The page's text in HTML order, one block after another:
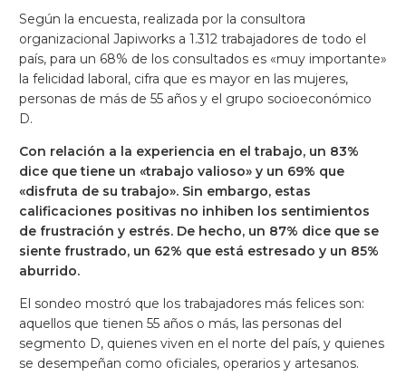
Según la encuesta, realizada por la consultora
organizacional Japiworks a 1.312 trabajadores de todo el
país, para un 68% de los consultados es «muy importante»
la felicidad laboral, cifra que es mayor en las mujeres,
personas de más de 55 años y el grupo socioeconómico
D.
Con relación a la experiencia en el trabajo, un 83%
dice que tiene un «trabajo valioso» y un 69% que
«disfruta de su trabajo». Sin embargo, estas
calificaciones positivas no inhiben los sentimientos
de frustración y estrés. De hecho, un 87% dice que se
siente frustrado, un 62% que está estresado y un 85%
aburrido.
El sondeo mostró que los trabajadores más felices son:
aquellos que tienen 55 años o más, las personas del
segmento D, quienes viven en el norte del país, y quienes
se desempeñan como oficiales, operarios y artesanos.